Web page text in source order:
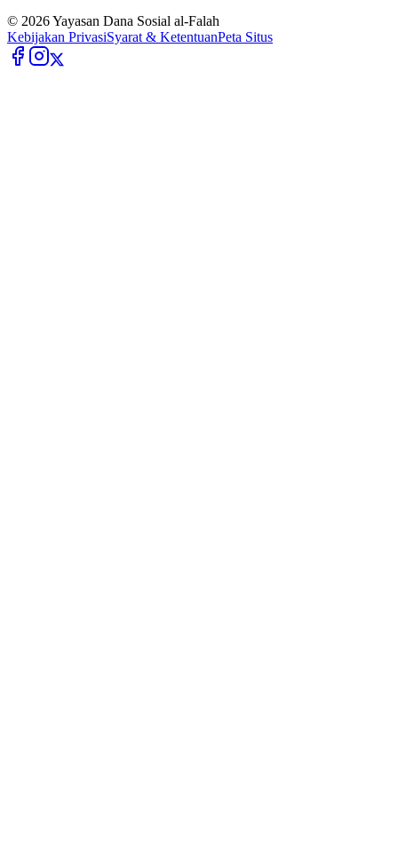
© 2026Yayasan Dana Sosial al-Falah
Kebijakan PrivasiSyarat & KetentuanPeta Situs